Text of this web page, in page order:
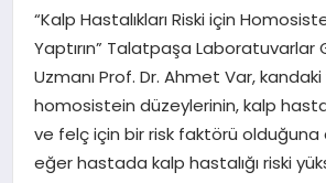
YAŞAM
“Kalp Hastalıkları Riski için
Yaptırın” Talatpaşa Laboratuvarlar
Uzmanı Prof. Dr. Ahmet Var,
homosistein düzeylerinin, kalp
ve felç için bir risk faktörü olduğuna
eğer hastada kalp hastalığı riski